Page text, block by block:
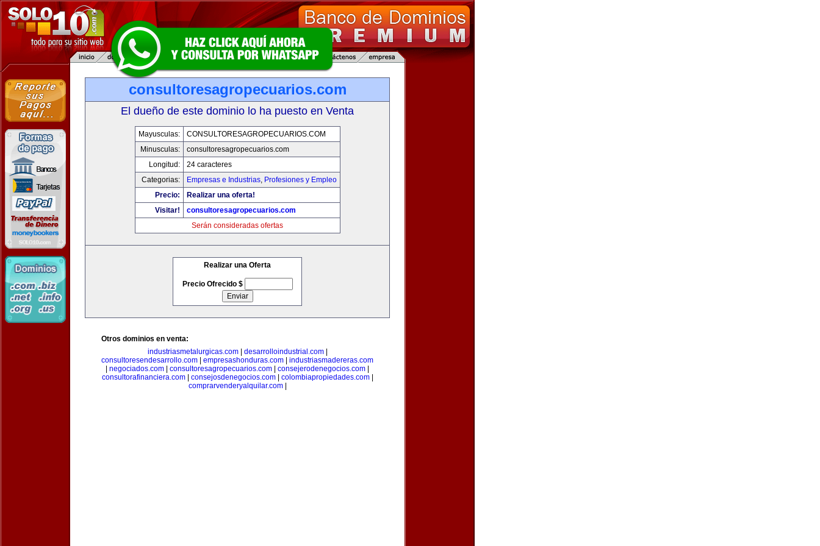
consultoresagropecuarios.com
El dueño de este dominio lo ha puesto en Venta
Mayusculas:
CONSULTORESAGROPECUARIOS.COM
Minusculas:
consultoresagropecuarios.com
Longitud:
24 caracteres
Categorias:
Empresas e Industrias, Profesiones y Empleo
Precio:
Realizar una oferta!
Visitar!
consultoresagropecuarios.com
Serán consideradas ofertas
Realizar una Oferta
Precio Ofrecido $
Otros dominios en venta:
industriasmetalurgicas.com| desarrolloindustrial.com|
consultoresendesarrollo.com
empresashonduras.com
industriasmadereras.com
negociados.com consultoresagropecuarios.com consejerodenegocios.com
consultorafinanciera.com| consejosdenegocios.com| colombiapropiedades.com|
comprarvenderyalquilar.com|